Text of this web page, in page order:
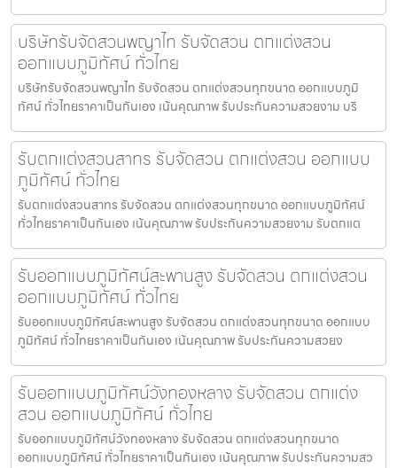
บริษัทรับจัดสวนพญาไท รับจัดสวน ตกแต่งสวน
ออกแบบภูมิทัศน์ ทั่วไทย
บริษัทรับจัดสวนพญาไท รับจัดสวน ตกแต่งสวนทุกขนาด ออกแบบภูมิ
ทัศน์ ทั่วไทยราคาเป็นกันเอง เน้นคุณภาพ รับประกันความสวยงาม บริ
รับตกแต่งสวนสาทร รับจัดสวน ตกแต่งสวน ออกแบบ
ภูมิทัศน์ ทั่วไทย
รับตกแต่งสวนสาทร รับจัดสวน ตกแต่งสวนทุกขนาด ออกแบบภูมิทัศน์
ทั่วไทยราคาเป็นกันเอง เน้นคุณภาพ รับประกันความสวยงาม รับตกแต
รับออกแบบภูมิทัศน์สะพานสูง รับจัดสวน ตกแต่งสวน
ออกแบบภูมิทัศน์ ทั่วไทย
รับออกแบบภูมิทัศน์สะพานสูง รับจัดสวน ตกแต่งสวนทุกขนาด ออกแบบ
ภูมิทัศน์ ทั่วไทยราคาเป็นกันเอง เน้นคุณภาพ รับประกันความสวยง
รับออกแบบภูมิทัศน์วังทองหลาง รับจัดสวน ตกแต่ง
สวน ออกแบบภูมิทัศน์ ทั่วไทย
รับออกแบบภูมิทัศน์วังทองหลาง รับจัดสวน ตกแต่งสวนทุกขนาด
ออกแบบภูมิทัศน์ ทั่วไทยราคาเป็นกันเอง เน้นคุณภาพ รับประกันความสว